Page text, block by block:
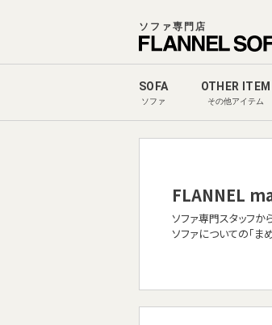
ソファ専門店
SOFA
ソファ
OTHER ITEM
その他アイテム
FLANNEL
ソファ専門スタッフか
ソファについての「ま